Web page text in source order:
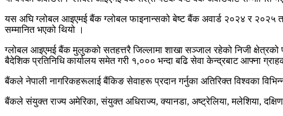
यस अघि ग्लोबल आइएमई बैंक ग्लोबल फाइनान्सको बेष्ट बैंक अवार्ड २०२४ र २०२५
सम्मानित भएको थियो ।
ग्लोबल आइएमई बैंक मुलुकको सतहत्तरै जिल्लामा शाखा सञ्जाल रहेको निजी
बैदेशिक प्रतिनिधि कार्यालय समेत गरी १,००० भन्दा बढि सेवा केन्द्रबाट आफ्ना
बैंकले नेपाली नागरिकहरूलाई बैंकिङ सेवाहरू प्रदान गर्नुका अतिरिक्त विश्वका
बैंकले संयुक्त राज्य अमेरिका, संयुक्त अधिराज्य, क्यानडा, अष्ट्रेलिया, मलेशिया,